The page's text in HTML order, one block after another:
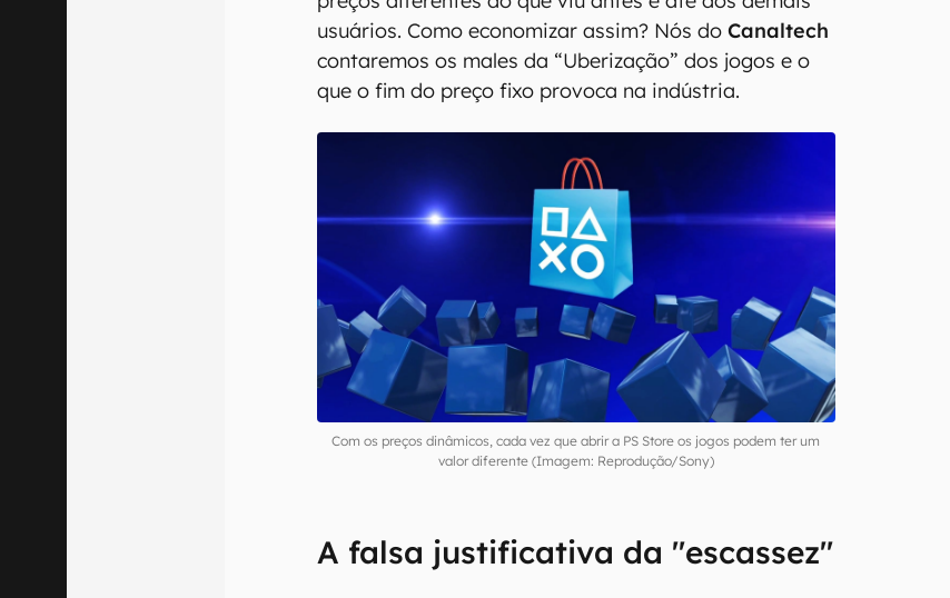
usuários. Como economizar assim? Nós doCanaltech
contaremos os males da “Uberização” dos jogos e o
que o fim do preço fixo provoca na indústria.
Com os preços dinâmicos, cada vez que abrir a PS Store os jogos podem ter um
valor diferente (Imagem: Reprodução/Sony)
A falsa justificativa da "escassez"